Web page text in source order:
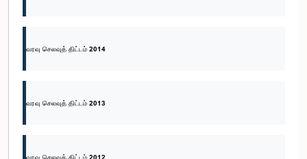
வரவு செலவுத் திட்டம் 2014
வரவு செலவுத் திட்டம் 2013
வரவு செலவுத் திட்டம் 2012